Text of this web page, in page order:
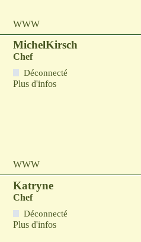
WWW
MichelKirsch
Chef
Déconnecté
Plus d'infos
WWW
Katryne
Chef
Déconnecté
Plus d'infos